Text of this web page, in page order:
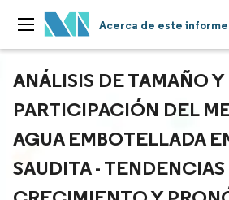
Acerca de este informe
ANÁLISIS DE TAMAÑO Y
PARTICIPACIÓN DEL
AGUA EMBOTELLADA
SAUDITA -